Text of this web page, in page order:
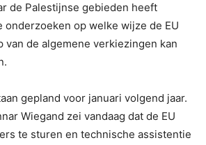
de Palestijnse gebieden heeft
onderzoeken op welke wijze de EU
van de algemene verkiezingen kan
gepland voor januari volgend jaar.
Wiegand zei vandaag dat de EU
te sturen en technische assistentie